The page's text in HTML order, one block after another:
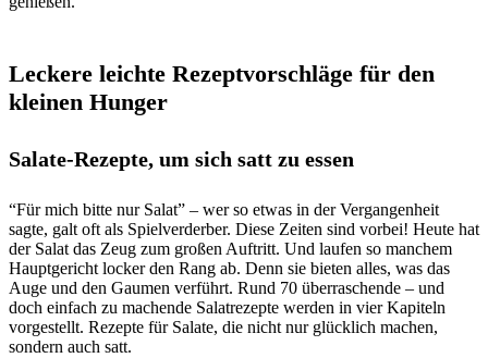
Leckere leichte Rezeptvorschläge für den
kleinen Hunger
Salate-Rezepte, um sich satt zu essen
“Für mich bitte nur Salat” – wer so etwas in der Vergangenheit
sagte, galt oft als Spielverderber. Diese Zeiten sind vorbei! Heute hat
der Salat das Zeug zum großen Auftritt. Und laufen so manchem
Hauptgericht locker den Rang ab. Denn sie bieten alles, was das
Auge und den Gaumen verführt. Rund 70 überraschende – und
doch einfach zu machende Salatrezepte werden in vier Kapiteln
vorgestellt. Rezepte für Salate, die nicht nur glücklich machen,
sondern auch satt.